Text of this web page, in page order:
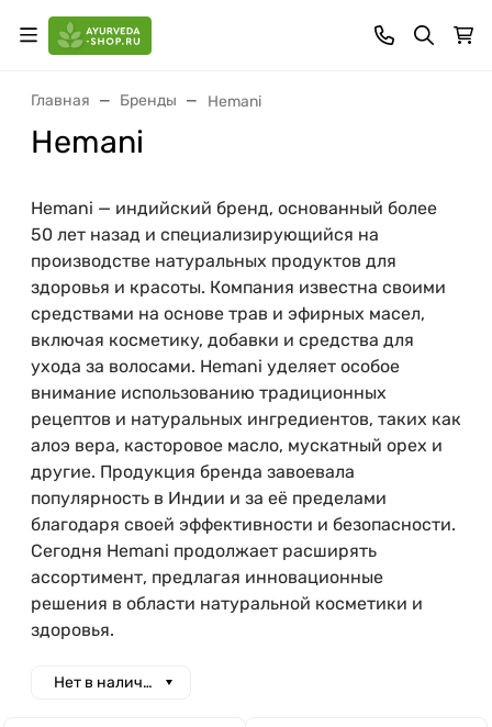
Главная Бренды Hemani
Hemani
Hemani — индийский бренд, основанный более
50 лет назад и специализирующийся на
производстве натуральных продуктов для
здоровья и красоты. Компания известна своими
средствами на основе трав и эфирных масел,
включая косметику, добавки и средства для
ухода за волосами. Hemani уделяет особое
внимание использованию традиционных
рецептов и натуральных ингредиентов, таких как
алоэ вера, касторовое масло, мускатный орех и
другие. Продукция бренда завоевала
популярность в Индии и за её пределами
благодаря своей эффективности и безопасности.
Сегодня Hemani продолжает расширять
ассортимент, предлагая инновационные
решения в области натуральной косметики и
здоровья.
Нет в наличии